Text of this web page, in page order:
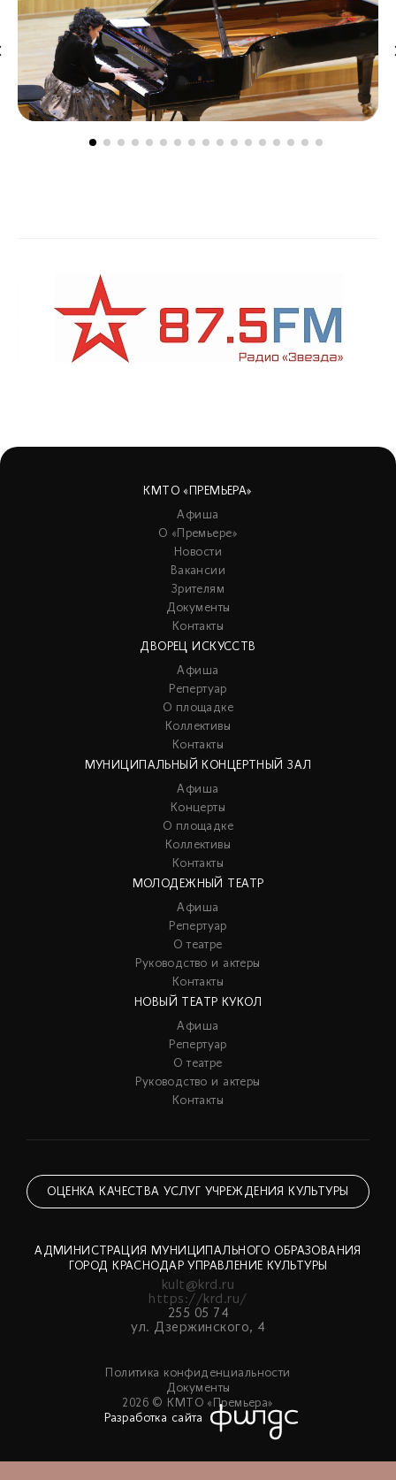
КМТО «ПРЕМЬЕРА»
Афиша
О «Премьере»
Новости
Вакансии
Зрителям
Документы
Контакты
ДВОРЕЦ ИСКУССТВ
Афиша
Репертуар
О площадке
Коллективы
Контакты
МУНИЦИПАЛЬНЫЙ КОНЦЕРТНЫЙ ЗАЛ
Афиша
Концерты
О площадке
Коллективы
Контакты
МОЛОДЕЖНЫЙ ТЕАТР
Афиша
Репертуар
О театре
Руководство и актеры
Контакты
НОВЫЙ ТЕАТР КУКОЛ
Афиша
Репертуар
О театре
Руководство и актеры
Контакты
ОЦЕНКА КАЧЕСТВА УСЛУГ УЧРЕЖДЕНИЯ КУЛЬТУРЫ
АДМИНИСТРАЦИЯ МУНИЦИПАЛЬНОГО ОБРАЗОВАНИЯ
ГОРОД КРАСНОДАР УПРАВЛЕНИЕ КУЛЬТУРЫ
kult@krd.ru
https://krd.ru/
255 05 74
ул. Дзержинского, 4
Политика конфиденциальности
Документы
2026 © КМТО «Премьера»
Разработка сайта